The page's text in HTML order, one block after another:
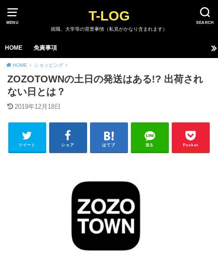
MENU SEARCH
T-LOG
就職、大学等の背景事情（私見がかなり含まれます）
HOME 免責事項
HOME ショッピング
ZOZOTOWNの土日の発送はある!? 出荷され
ない日とは？
2019年12月18日
ツイート シェア はてブ 送る Pocket